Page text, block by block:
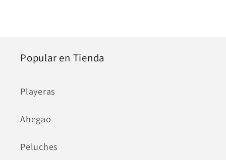
Popular en Tienda
Playeras
Ahegao
Peluches